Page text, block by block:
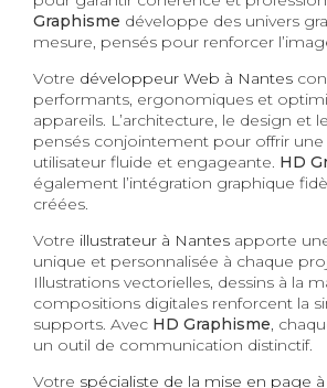
Graphisme développe des univers
mesure, pensés pour renforcer
Votre développeur Web à Nantes
performants, ergonomiques et
appareils. L’architecture, le design et
pensés conjointement pour offrir une
utilisateur fluide et engageante. HD
également l’intégration graphique
créées.
Votre illustrateur à Nantes apporte
unique et personnalisée à chaque
Illustrations vectorielles, dessins à la
compositions digitales renforcent la
supports. Avec HD Graphisme,
un outil de communication distinctif.
Votre spécialiste de la mise en page